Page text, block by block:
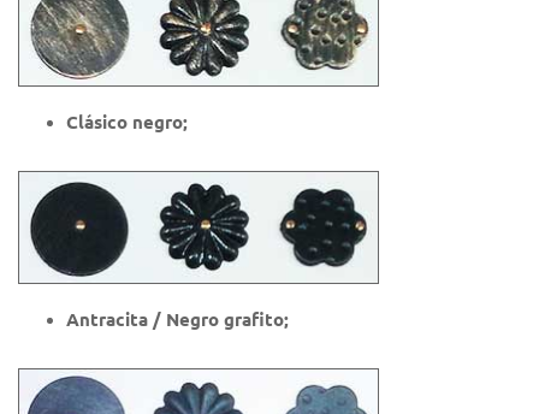
Clásico negro;
Antracita / Negro grafito;